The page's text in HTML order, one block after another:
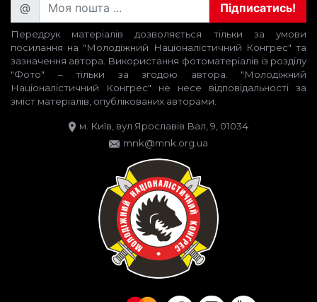
@ Підписатись!
Передрук матеріалів дозволяється тільки за умови
посилання на "Молодіжний Націоналістичний Конгрес" та
зазначення автора. Використання фотоматеріалів із розділу
"Фото" – тільки за згодою автора. "Молодіжний
Націоналістичний Конгрес" не несе відповідальності за
зміст матеріалів, опублікованих авторами.
м. Київ, вул Ярославів Вал, 9, 01034
mnk@mnk.org.ua